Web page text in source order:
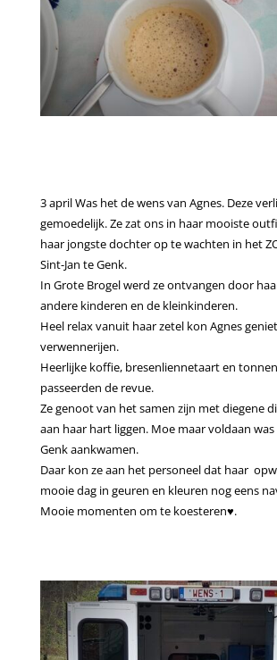
3 april Was het de wens van Agnes. Deze
gemoedelijk. Ze zat ons in haar mooiste
haar jongste dochter op te wachten in het
Sint-Jan te Genk.
In Grote Brogel werd ze ontvangen door
andere kinderen en de kleinkinderen.
Heel relax vanuit haar zetel kon Agnes
verwennerijen.
Heerlijke koffie, bresenliennetaart en
passeerden de revue.
Ze genoot van het samen zijn met diegene
aan haar hart liggen. Moe maar voldaan was
Genk aankwamen.
Daar kon ze aan het personeel dat haar
mooie dag in geuren en kleuren nog eens
Mooie momenten om te koesteren♥️.